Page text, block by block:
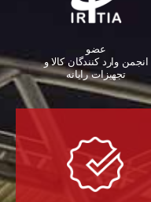
عضو
انجمن وارد کنندگان کالا و
تجهیزات رایانه‌